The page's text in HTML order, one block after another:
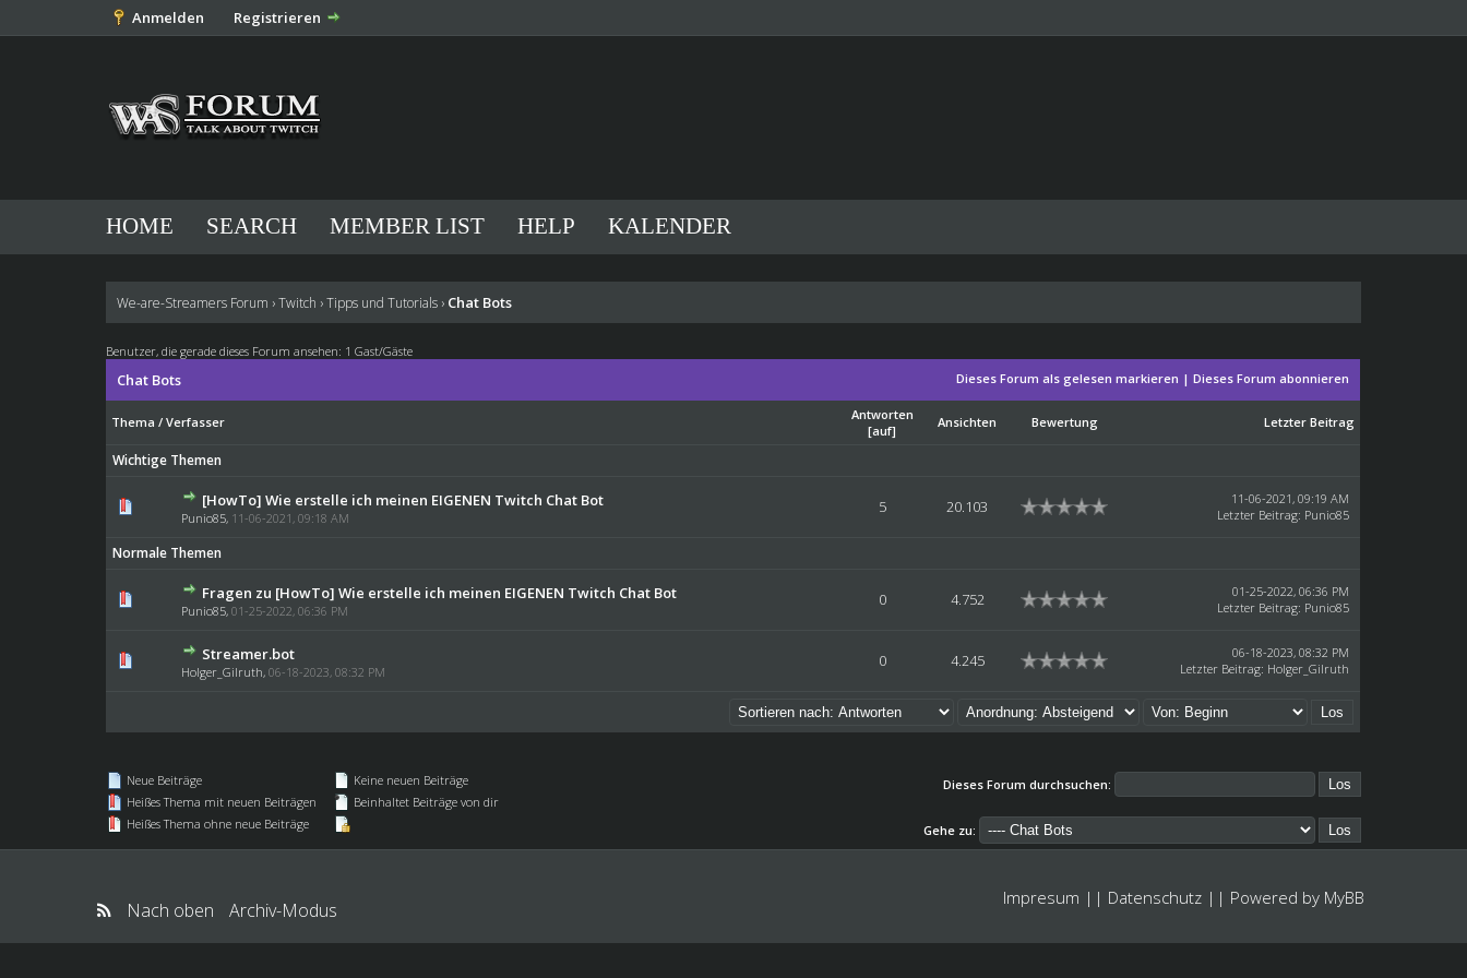
Anmelden Registrieren
HOME SEARCH MEMBER LIST HELP KALENDER
We-are-Streamers Forum ›Twitch ›Tipps und Tutorials › Chat Bots
Benutzer, die gerade dieses Forum ansehen: 1 Gast/Gäste
Dieses Forum als gelesen markieren |Dieses Forum abonnieren
Chat Bots
Thema /Verfasser
Antworten
[auf]
Ansichten Bewertung Letzter Beitrag
Wichtige Themen
[HowTo] Wie erstelle ich meinen EIGENEN Twitch Chat Bot
Punio85, 11-06-2021, 09:18 AM
5 20.103
0 Bewertung(en) - 0 von 5 durchschnittlich
12 345
11-06-2021, 09:19 AM
Letzter Beitrag: Punio85
Normale Themen
Fragen zu [HowTo] Wie erstelle ich meinen EIGENEN Twitch Chat Bot
Punio85,01-25-2022, 06:36 PM
0 4.752
0 Bewertung(en) - 0 von 5 durchschnittlich
123 45
01-25-2022, 06:36 PM
Letzter Beitrag: Punio85
Streamer.bot
Holger_Gilruth,06-18-2023, 08:32 PM
0 4.245
06-18-2023, 08:32 PM
Letzter Beitrag: Holger_Gilruth
Neue Beiträge
Heißes Thema mit neuen Beiträgen
Heißes Thema ohne neue Beiträge
Keine neuen Beiträge
Beinhaltet Beiträge von dir
Dieses Forum durchsuchen:
Gehe zu:
Nach oben Archiv-Modus
Impresum || Datenschutz || Powered by MyBB